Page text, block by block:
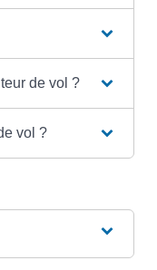
de vol ?
vol ?